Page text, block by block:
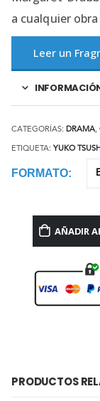
a cualquier
Leer un
CATEGORÍAS: DRAMA,
ETIQUETA: YUKO
FORMATO
AÑADIR
PRODUCTOS